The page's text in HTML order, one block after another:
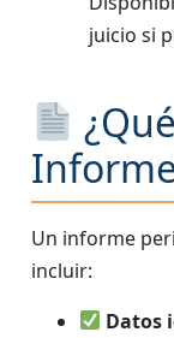
juicio si
Un informe
incluir:
Datos